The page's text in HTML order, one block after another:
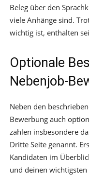
Beleg über den
viele Anhänge sind.
wichtig ist, enthalten
Optionale
Nebenjob-
Neben den
Bewerbung auch
zählen insbesondere
Dritte Seite genannt.
Kandidaten im
und deinen